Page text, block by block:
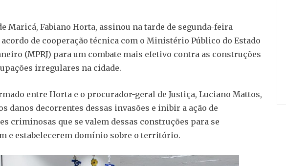
Maricá, Fabiano Horta, assinou na tarde de segunda-feira
acordo de cooperação técnica com o Ministério Público do Estado
(MPRJ) para um combate mais efetivo contra as construções
irregulares na cidade.
entre Horta e o procurador-geral de Justiça, Luciano Mattos,
danos decorrentes dessas invasões e inibir a ação de
criminosas que se valem dessas construções para se
e estabelecerem domínio sobre o território.